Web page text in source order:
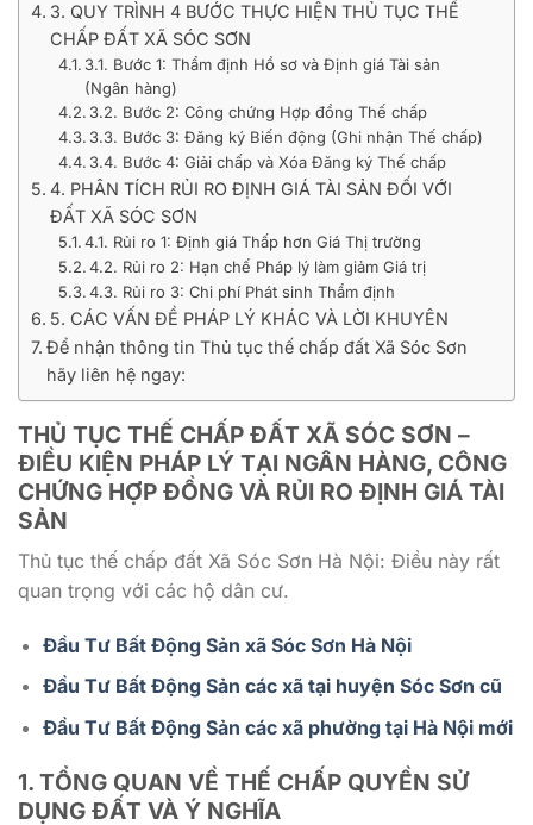
3. QUY TRÌNH 4 BƯỚC THỰC HIỆN THỦ TỤC THẾ
CHẤP ĐẤT XÃ SÓC SƠN
3.1. Bước 1: Thẩm định Hồ sơ và Định giá Tài sản
(Ngân hàng)
3.2. Bước 2: Công chứng Hợp đồng Thế chấp
3.3. Bước 3: Đăng ký Biến động (Ghi nhận Thế chấp)
3.4. Bước 4: Giải chấp và Xóa Đăng ký Thế chấp
4. PHÂN TÍCH RỦI RO ĐỊNH GIÁ TÀI SẢN ĐỐI VỚI
ĐẤT XÃ SÓC SƠN
4.1. Rủi ro 1: Định giá Thấp hơn Giá Thị trường
4.2. Rủi ro 2: Hạn chế Pháp lý làm giảm Giá trị
4.3. Rủi ro 3: Chi phí Phát sinh Thẩm định
5. CÁC VẤN ĐỀ PHÁP LÝ KHÁC VÀ LỜI KHUYÊN
Để nhận thông tin Thủ tục thế chấp đất Xã Sóc Sơn
hãy liên hệ ngay:
THỦ TỤC THẾ CHẤP ĐẤT XÃ SÓC SƠN –
ĐIỀU KIỆN PHÁP LÝ TẠI NGÂN HÀNG, CÔNG
CHỨNG HỢP ĐỒNG VÀ RỦI RO ĐỊNH GIÁ TÀI
SẢN
Thủ tục thế chấp đất Xã Sóc Sơn Hà Nội: Điều này rất
quan trọng với các hộ dân cư.
Đầu Tư Bất Động Sản xã Sóc Sơn Hà Nội
Đầu Tư Bất Động Sản các xã tại huyện Sóc Sơn cũ
Đầu Tư Bất Động Sản các xã phường tại Hà Nội mới
1. TỔNG QUAN VỀ THẾ CHẤP QUYỀN SỬ
DỤNG ĐẤT VÀ Ý NGHĨA